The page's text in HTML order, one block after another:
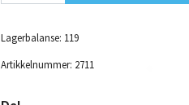
Lagerbalanse: 119
Artikkelnummer: 2711